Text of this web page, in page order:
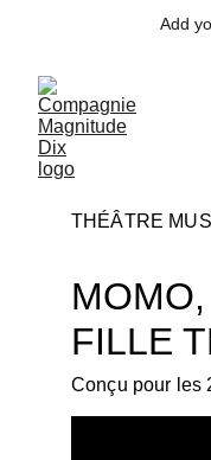
Add
FILLE
THÉÂTRE
Conçu pour les